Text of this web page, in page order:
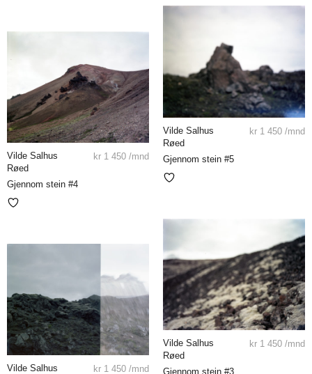
Vilde Salhus
Røed
Gjennom stein #5
kr 1 450 /mnd
Vilde Salhus
Røed
Gjennom stein #4
kr 1 450 /mnd
Vilde Salhus
Røed
Gjennom stein #3
kr 1 450 /mnd
Vilde Salhus kr 1 450 /mnd